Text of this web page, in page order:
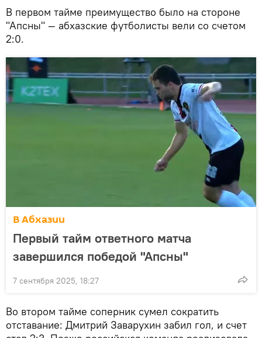
В первом тайме преимущество было на стороне
"Апсны" — абхазские футболисты вели со счетом
2:0.
В Абхазии
Первый тайм ответного матча
завершился победой "Апсны"
7 сентября 2025, 18:27
Во втором тайме соперник сумел сократить
отставание: Дмитрий Заварухин забил гол, и счет